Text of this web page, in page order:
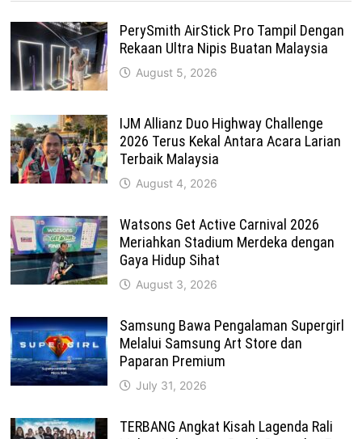
PerySmith AirStick Pro Tampil Dengan
Rekaan Ultra Nipis Buatan Malaysia
August 5, 2026
IJM Allianz Duo Highway Challenge
2026 Terus Kekal Antara Acara Larian
Terbaik Malaysia
August 4, 2026
Watsons Get Active Carnival 2026
Meriahkan Stadium Merdeka dengan
Gaya Hidup Sihat
August 3, 2026
Samsung Bawa Pengalaman Supergirl
Melalui Samsung Art Store dan
Paparan Premium
July 31, 2026
TERBANG Angkat Kisah Lagenda Rali